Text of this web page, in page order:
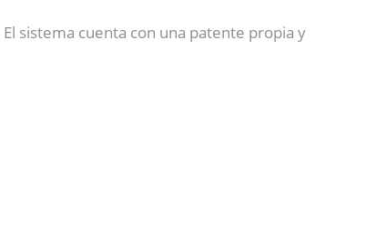
El sistema cuenta con una patente propia y